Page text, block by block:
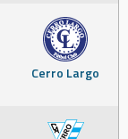
Cerro Largo